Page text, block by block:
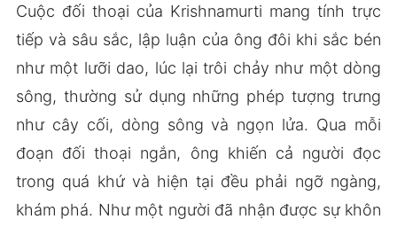
Cuộc đối thoại của Krishnamurti mang tính trực
tiếp và sâu sắc, lập luận của ông đôi khi sắc bén
như một lưỡi dao, lúc lại trôi chảy như một dòng
sông, thường sử dụng những phép tượng trưng
như cây cối, dòng sông và ngọn lửa. Qua mỗi
đoạn đối thoại ngắn, ông khiến cả người đọc
trong quá khứ và hiện tại đều phải ngỡ ngàng,
khám phá. Như một người đã nhận được sự khôn